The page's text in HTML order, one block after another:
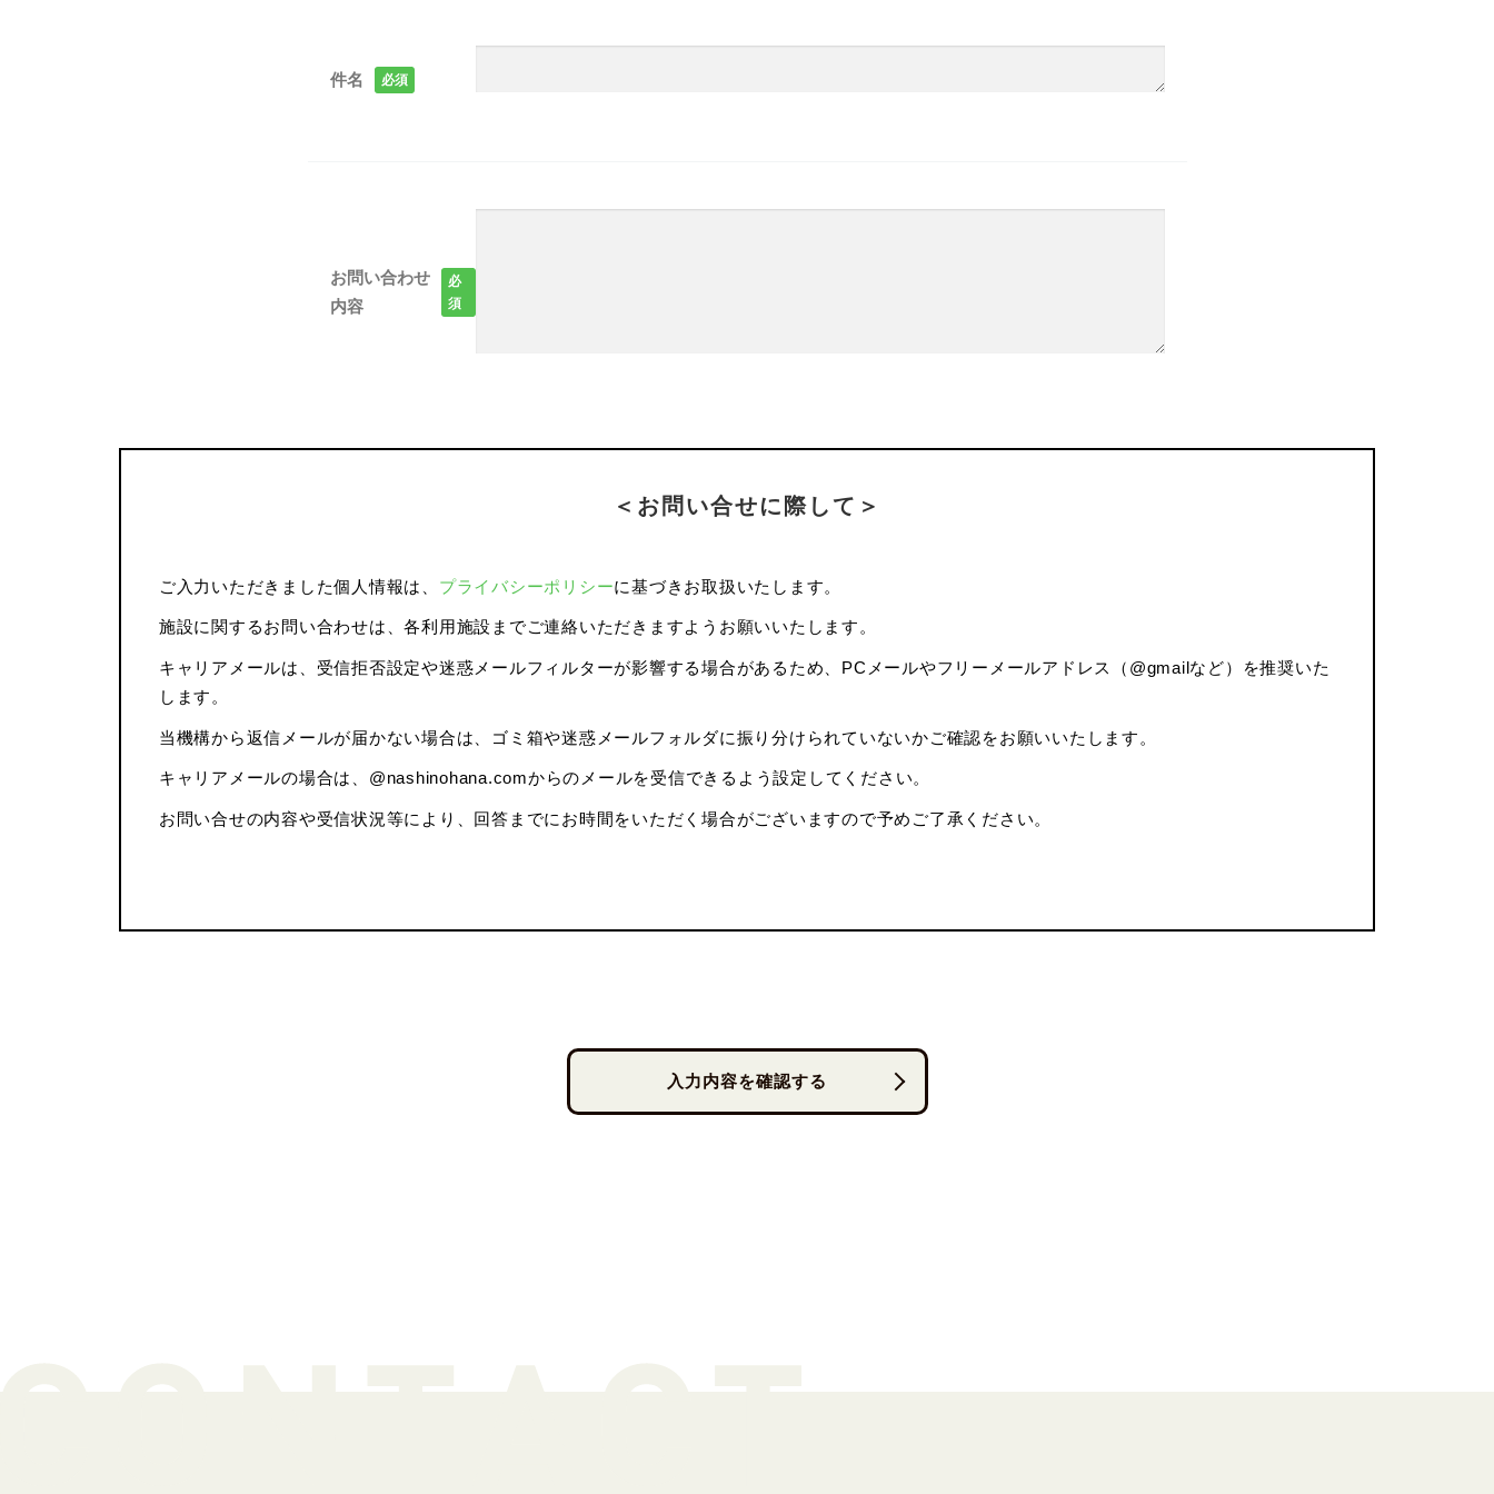
件名 必須
お問い合わせ
内容
必
須
＜お問い合せに際して＞
ご入力いただきました個人情報は、 プライバシーポリシーに基づきお取扱いたします。
施設に関するお問い合わせは、各利用施設までご連絡いただきますようお願いいたします。
キャリアメールは、受信拒否設定や迷惑メールフィルターが影響する場合があるため、PCメールやフリーメールアドレス（@gmailなど）を推奨いた
します。
当機構から返信メールが届かない場合は、ゴミ箱や迷惑メールフォルダに振り分けられていないかご確認をお願いいたします。
キャリアメールの場合は、@nashinohana.comからのメールを受信できるよう設定してください。
お問い合せの内容や受信状況等により、回答までにお時間をいただく場合がございますので予めご了承ください。
入力内容を確認する